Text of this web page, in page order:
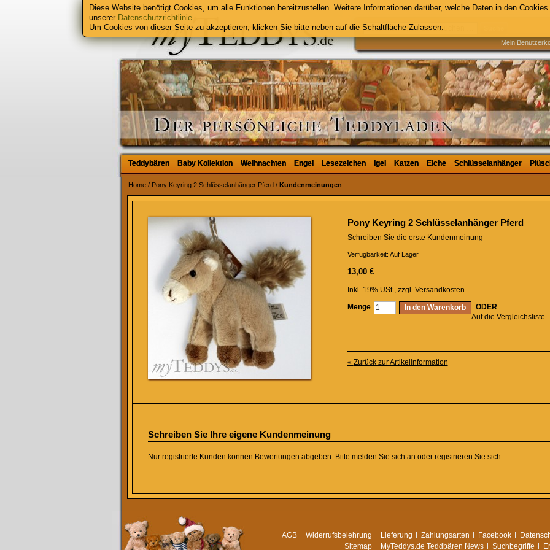
Teddybären Baby Kollektion Weihnachten Engel Lesezeichen Igel Katzen Elche Schlüsselanhänger
Teddybären Baby Kollektion Weihnachten Engel Lesezeichen Igel Katzen Elche Schlüsselanhänger
Mein
Home / Pony Keyring 2 Schlüsselanhänger Pferd / Kundenmeinungen
Pony Keyring 2 Schlüsselanhänger Pferd
Schreiben Sie die erste Kundenmeinung
Verfügbarkeit: Auf Lager
13,00 €
Inkl. 19% USt., zzgl. Versandkosten
Menge
In den Warenkorb
ODER
Auf die Vergleichsliste
« Zurück zur Artikelinformation
Schreiben Sie Ihre eigene Kundenmeinung
Nur registrierte Kunden können Bewertungen abgeben. Bitte melden Sie sich an oder registrieren Sie sich
AGB Widerrufsbelehrung Lieferung Zahlungsarten Facebook
Sitemap
MyTeddys.de Teddbären News Suchbegriffe
Diese Website benötigt Cookies, um alle Funktionen bereitzustellen. Weitere Informationen darüber, welche Daten in den
unserer Datenschutzrichtlinie.
Um Cookies von dieser Seite zu akzeptieren, klicken Sie bitte neben auf die Schaltfläche Zulassen.